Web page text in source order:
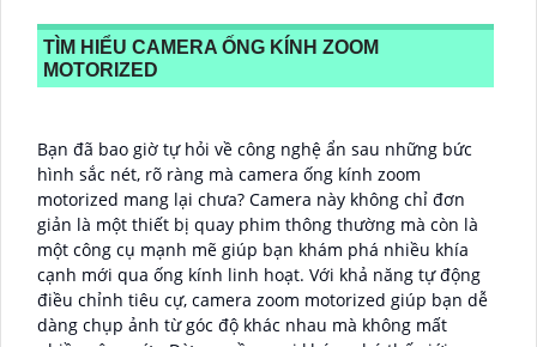
TÌM HIỂU CAMERA ỐNG KÍNH ZOOM
MOTORIZED
Bạn đã bao giờ tự hỏi về công nghệ ẩn sau những bức
hình sắc nét, rõ ràng mà camera ống kính zoom
motorized mang lại chưa? Camera này không chỉ đơn
giản là một thiết bị quay phim thông thường mà còn là
một công cụ mạnh mẽ giúp bạn khám phá nhiều khía
cạnh mới qua ống kính linh hoạt. Với khả năng tự động
điều chỉnh tiêu cự, camera zoom motorized giúp bạn dễ
dàng chụp ảnh từ góc độ khác nhau mà không mất